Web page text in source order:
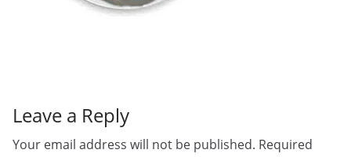
Leave a Reply
Your email address will not be published. Required